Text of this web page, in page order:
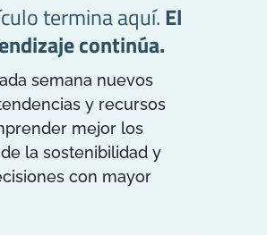
termina aquí.El
continúa.
semana nuevos
y recursos
mejor los
la sostenibilidad y
con mayor